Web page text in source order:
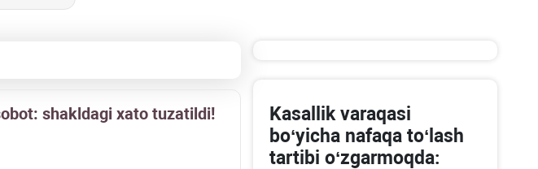
shakldagi хato tuzatildi!
Kasallik varaqasi
boʻyicha nafaqa toʻlash
tartibi oʻzgarmoqda: